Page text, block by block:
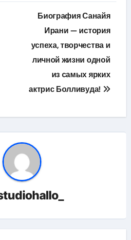
Биография Санайя
Ирани — история
успеха, творчества и
личной жизни одной
из самых ярких
актрис Болливуда!